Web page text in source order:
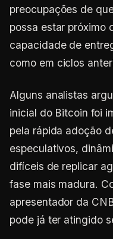
preocupações de
possa estar próximo
capacidade de
como em ciclos
Alguns analistas
inicial do Bitcoin foi
pela rápida adoção
especulativos,
difíceis de replicar
fase mais madura.
apresentador da
pode já ter atingido